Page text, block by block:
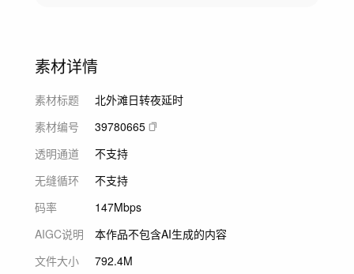
素材详情
素材标题
北外滩日转夜延时
素材编号
39780665
透明通道
不支持
无缝循环
不支持
码率
147Mbps
AIGC说明
本作品不包含AI生成的内容
文件大小
792.4M